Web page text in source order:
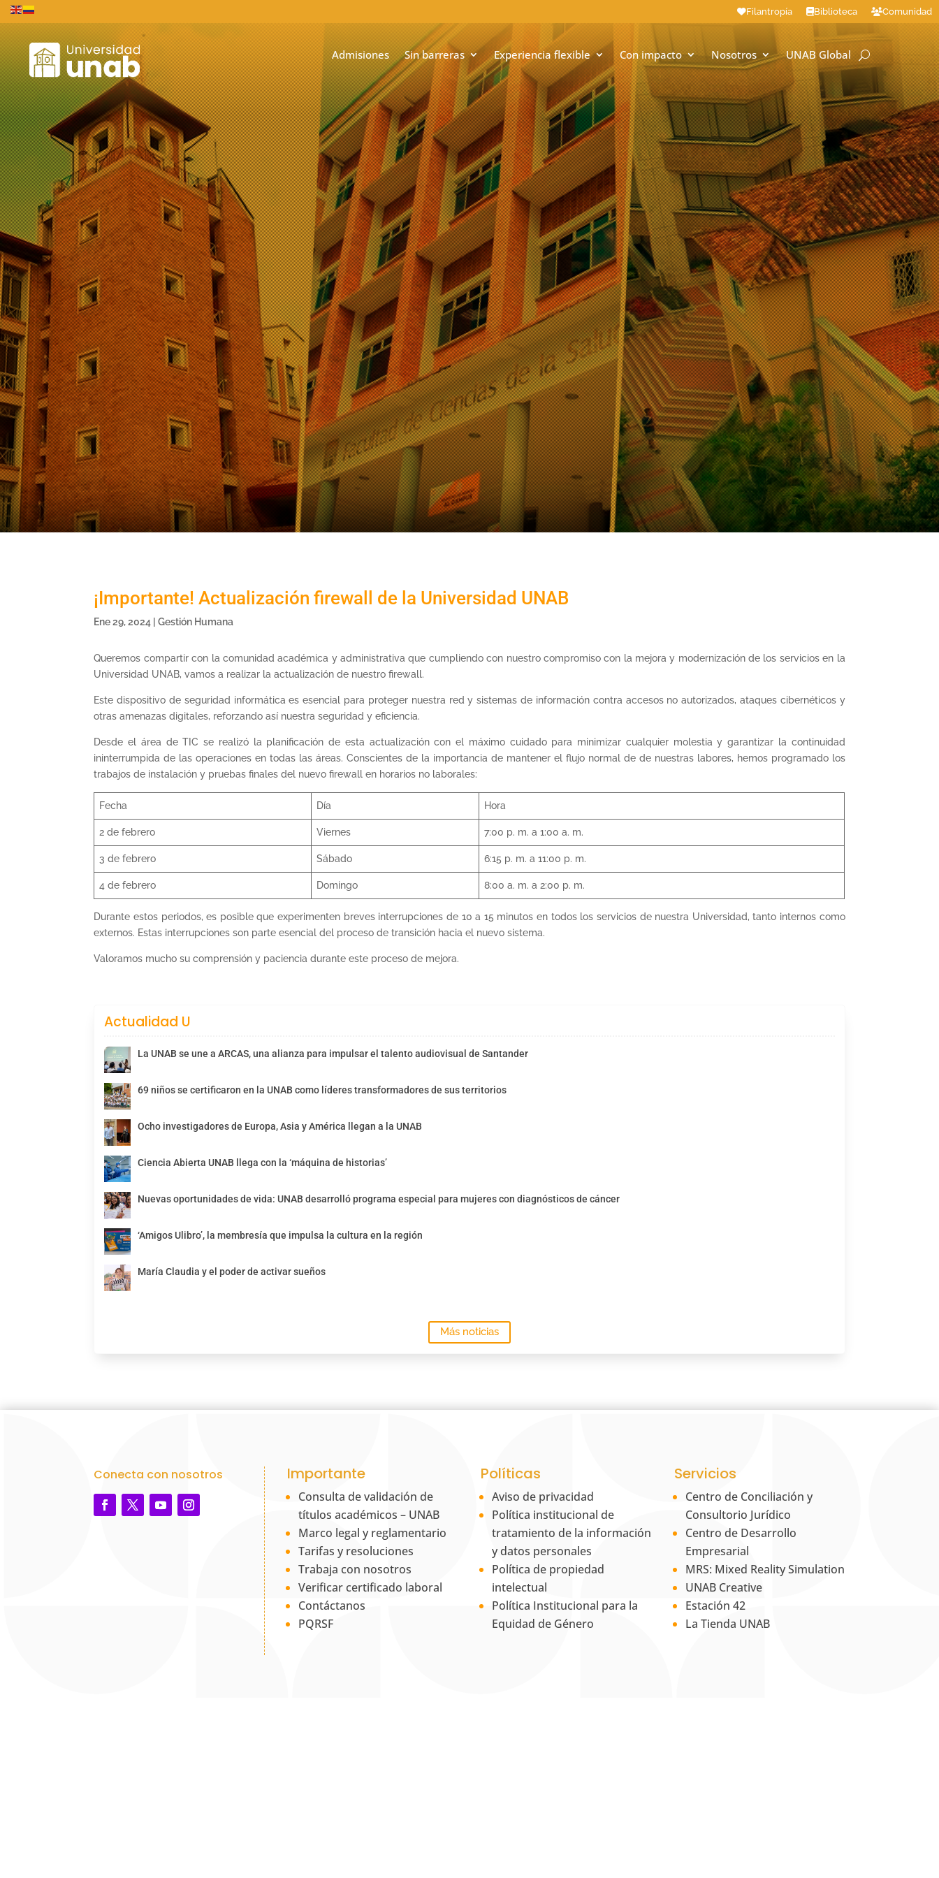
Filantropía Biblioteca Comunidad
Admisiones Sin barreras Experiencia flexible Con impacto Nosotros UNAB Global
¡Importante! Actualización firewall de la Universidad UNAB
Ene 29, 2024 |Gestión Humana
Queremos compartir con la comunidad académica y administrativa que cumpliendo con nuestro compromiso con la mejora y modernización de los servicios en la
Universidad UNAB, vamos a realizar la actualización de nuestro firewall.
Este dispositivo de seguridad informática es esencial para proteger nuestra red y sistemas de información contra accesos no autorizados, ataques cibernéticos y
otras amenazas digitales, reforzando así nuestra seguridad y eficiencia.
Desde el área de TIC se realizó la planificación de esta actualización con el máximo cuidado para minimizar cualquier molestia y garantizar la continuidad
ininterrumpida de las operaciones en todas las áreas. Conscientes de la importancia de mantener el flujo normal de de nuestras labores, hemos programado los
trabajos de instalación y pruebas finales del nuevo firewall en horarios no laborales:
Fecha Día Hora
2 de febrero Viernes 7:00 p. m. a 1:00 a. m.
3 de febrero Sábado 6:15 p. m. a 11:00 p. m.
4 de febrero Domingo 8:00 a. m. a 2:00 p. m.
Durante estos periodos, es posible que experimenten breves interrupciones de 10 a 15 minutos en todos los servicios de nuestra Universidad, tanto internos como
externos. Estas interrupciones son parte esencial del proceso de transición hacia el nuevo sistema.
Valoramos mucho su comprensión y paciencia durante este proceso de mejora.
Actualidad U
La UNAB se une a ARCAS, una alianza para impulsar el talento audiovisual de Santander
69 niños se certificaron en la UNAB como líderes transformadores de sus territorios
Ocho investigadores de Europa, Asia y América llegan a la UNAB
Ciencia Abierta UNAB llega con la ‘máquina de historias’
Nuevas oportunidades de vida: UNAB desarrolló programa especial para mujeres con diagnósticos de cáncer
‘Amigos Ulibro’, la membresía que impulsa la cultura en la región
María Claudia y el poder de activar sueños
Más noticias
Conecta con nosotros Importante
Consulta de validación de
títulos académicos – UNAB
Marco legal y reglamentario
Tarifas y resoluciones
Trabaja con nosotros
Verificar certificado laboral
Contáctanos
PQRSF
Políticas
Aviso de privacidad
Política institucional de
tratamiento de la información
y datos personales
Política de propiedad
intelectual
Política Institucional para la
Equidad de Género
Servicios
Centro de Conciliación y
Consultorio Jurídico
Centro de Desarrollo
Empresarial
MRS: Mixed Reality Simulation
UNAB Creative
Estación 42
La Tienda UNAB